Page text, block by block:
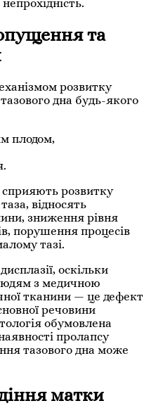
та
розвитку
дна будь-якого
плодом,
розвитку
відносять
зниження рівня
порушення процесів
тазі.
оскільки
з медичною
тканини — це дефект
речовини
обумовлена
пролапсу
тазового дна може
матки